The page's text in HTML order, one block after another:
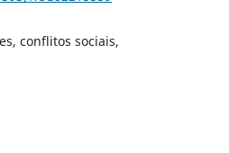
conflitos sociais,